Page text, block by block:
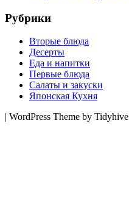
Рубрики
Вторые блюда
Десерты
Еда и напитки
Первые блюда
Салаты и закуски
Японская Кухня
| WordPress Theme by Tidyhive